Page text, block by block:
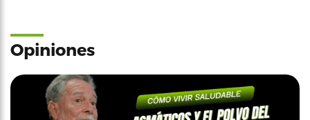
Opiniones